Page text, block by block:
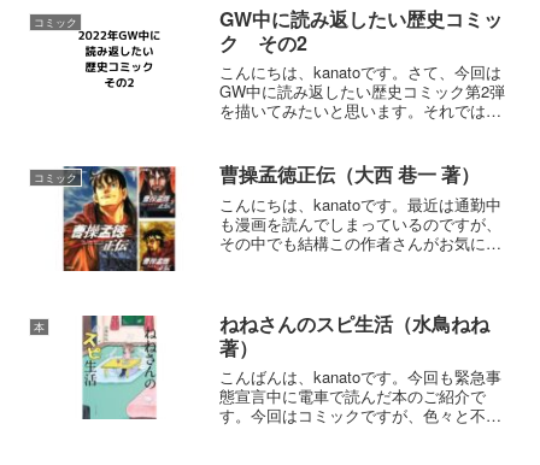
中に読み返したい歴史コミックをご紹介
したいと思います。う...
コミック
GW中に読み返したい歴史コミッ
ク その2
こんにちは、kanatoです。さて、今回は
GW中に読み返したい歴史コミック第2弾
を描いてみたいと思います。それでは早
きたくなってしまいました。フス戦争っ
てあまり日本で...
コミック 曹操孟徳正伝（大西 巷一 著）
こんにちは、kanatoです。最近は通勤中
も漫画を読んでしまっているのですが、
その中でも結構この作者さんがお気に入
曹操の若いころから...
本
ねねさんのスピ生活（水鳥ねね
著）
こんばんは、kanatoです。今回も緊急事
態宣言中に電車で読んだ本のご紹介で
す。今回はコミックですが、色々と不思